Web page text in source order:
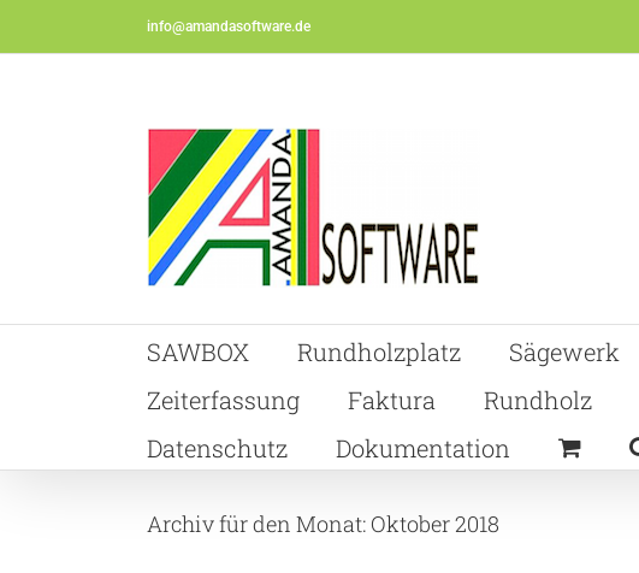
to
info@amandasoftware.de
SAWBOX Rundholzplatz Sägewerk
Zeiterfassung
Faktura Rundholz
Datenschutz
Dokumentation
Archiv für den Monat: Oktober 2018